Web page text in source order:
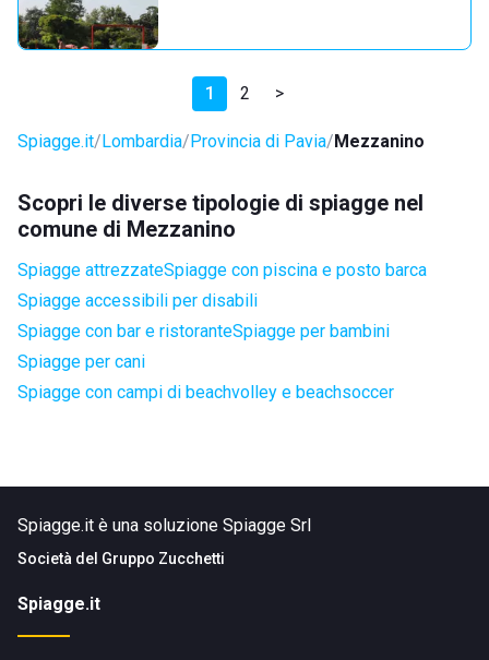
1 2 >
Spiagge.it Lombardia Provincia di Pavia Mezzanino
Scopri le diverse tipologie di spiagge nel
comune di Mezzanino
Spiagge attrezzateSpiagge con piscina e posto barca
Spiagge accessibili per disabili
Spiagge con bar e ristoranteSpiagge per bambini
Spiagge per cani
Spiagge con campi di beachvolley e beachsoccer
Spiagge.it è una soluzione Spiagge Srl
Società del Gruppo Zucchetti
Spiagge.it